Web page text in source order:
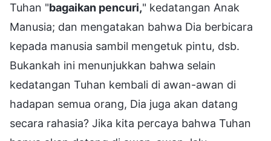
Tuhan "bagaikan pencuri," kedatangan Anak
Manusia; dan mengatakan bahwa Dia berbicara
kepada manusia sambil mengetuk pintu, dsb.
Bukankah ini menunjukkan bahwa selain
kedatangan Tuhan kembali di awan-awan di
hadapan semua orang, Dia juga akan datang
secara rahasia? Jika kita percaya bahwa Tuhan